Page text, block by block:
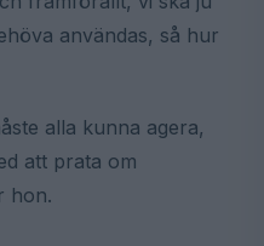
användas, så hur
alla kunna agera,
att prata om
hon.